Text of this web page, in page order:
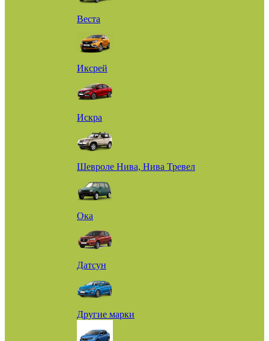
Веста
Иксрей
Искра
Шевроле Нива, Нива Тревел
Ока
Датсун
Другие марки